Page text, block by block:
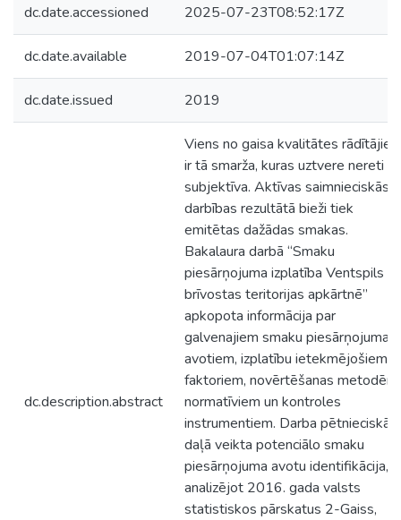
dc.date.accessioned 2025-07-23T08:52:17Z
dc.date.available 2019-07-04T01:07:14Z
dc.date.issued 2019
dc.description.abstract
Viens no gaisa kvalitātes
ir tā smarža, kuras uztvere nereti ir
subjektīva. Aktīvas saimnieciskās
darbības rezultātā bieži tiek
emitētas dažādas smakas.
Bakalaura darbā “Smaku
piesārņojuma izplatība Ventspils
brīvostas teritorijas apkārtnē”
apkopota informācija par
galvenajiem smaku piesārņojuma
avotiem, izplatību ietekmējošiem
faktoriem, novērtēšanas metodēm,
normatīviem un kontroles
instrumentiem. Darba pētnieciskā
daļā veikta potenciālo smaku
piesārņojuma avotu identifikācija,
analizējot 2016. gada valsts
statistiskos pārskatus 2-Gaiss,